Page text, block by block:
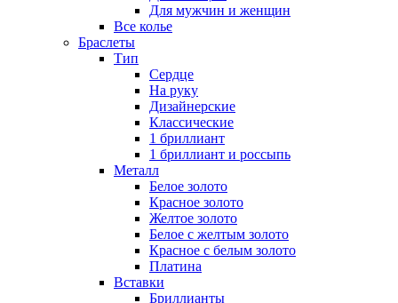
Для мужчин и женщин
Все колье
Браслеты
Тип
Сердце
На руку
Дизайнерские
Классические
1 бриллиант
1 бриллиант и россыпь
Металл
Белое золото
Красное золото
Желтое золото
Белое с желтым золото
Красное с белым золото
Платина
Вставки
Бриллианты